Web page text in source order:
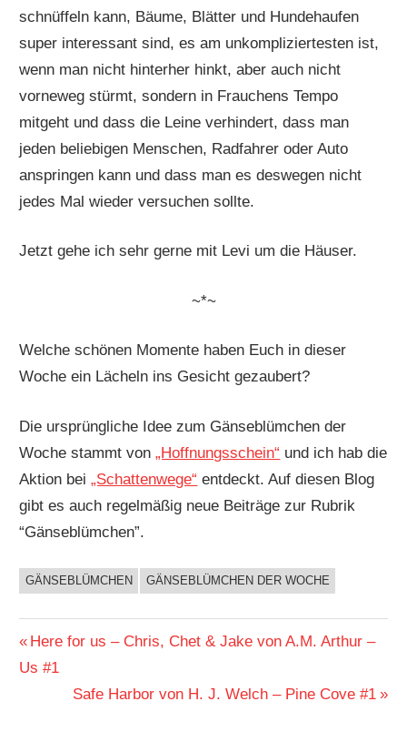
schnüffeln kann, Bäume, Blätter und Hundehaufen
super interessant sind, es am unkompliziertesten ist,
wenn man nicht hinterher hinkt, aber auch nicht
vorneweg stürmt, sondern in Frauchens Tempo
mitgeht und dass die Leine verhindert, dass man
jeden beliebigen Menschen, Radfahrer oder Auto
anspringen kann und dass man es deswegen nicht
jedes Mal wieder versuchen sollte.
Jetzt gehe ich sehr gerne mit Levi um die Häuser.
~*~
Welche schönen Momente haben Euch in dieser
Woche ein Lächeln ins Gesicht gezaubert?
Die ursprüngliche Idee zum Gänseblümchen der
Woche stammt von„Hoffnungsschein“ und ich hab die
Aktion bei„Schattenwege“ entdeckt. Auf diesen Blog
gibt es auch regelmäßig neue Beiträge zur Rubrik
“Gänseblümchen”.
BUCHIGES
GÄNSEBLÜMCHEN GÄNSEBLÜMCHEN DER WOCHE
Beitragsnavigation
Vorheriger
Beitrag:
Here for us – Chris, Chet & Jake von A.M. Arthur –
Us #1
Nächster
Safe Harbor von H. J. Welch – Pine Cove #1